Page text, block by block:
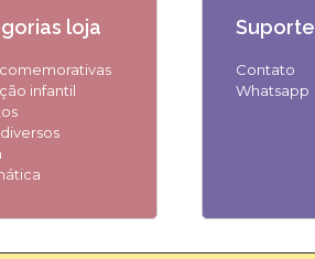
loja
infantil
Suporte
Contato
Whatsapp